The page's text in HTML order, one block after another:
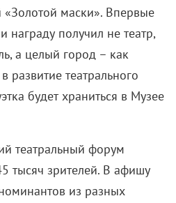
«Золотой маски». Впервые
получил не театр,
а целый город – как
развитие театрального
будет храниться в Музее
театральный форум
тысяч зрителей. В афишу
из разных